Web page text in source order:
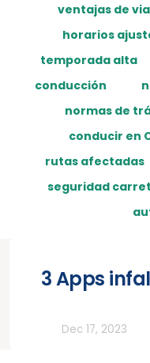
ventajas de
horarios
temporada alta
conducción
normas de
conducir en
rutas afectadas
seguridad
3 Apps
Dec 17, 2023